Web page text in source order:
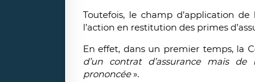
Toutefois, le champ d’application
l’action en restitution des primes
En effet, dans un premier temps, la
d’un contrat d’assurance mais
prononcée».